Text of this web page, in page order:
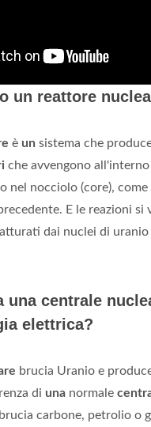
un reattore
è un sistema che
che avvengono all'interno
nel nocciolo (core), come
E le reazioni si
dai nuclei di uranio
una centrale
elettrica?
brucia Uranio e
di una normale
carbone, petrolio o